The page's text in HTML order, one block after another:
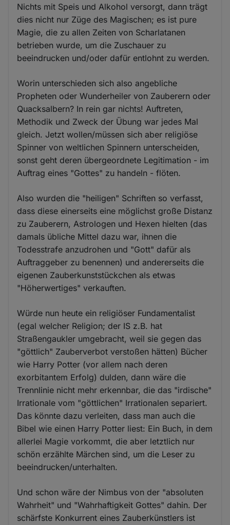
Nichts mit Speis und Alkohol versorgt, dann trägt
dies nicht nur Züge des Magischen; es ist pure
Magie, die zu allen Zeiten von Scharlatanen
betrieben wurde, um die Zuschauer zu
beeindrucken und/oder dafür entlohnt zu werden.
Worin unterschieden sich also angebliche
Propheten oder Wunderheiler von Zauberern oder
Quacksalbern? In rein gar nichts! Auftreten,
Methodik und Zweck der Übung war jedes Mal
gleich. Jetzt wollen/müssen sich aber religiöse
Spinner von weltlichen Spinnern unterscheiden,
sonst geht deren übergeordnete Legitimation - im
Auftrag eines "Gottes" zu handeln - flöten.
Also wurden die "heiligen" Schriften so verfasst,
dass diese einerseits eine möglichst große Distanz
zu Zauberern, Astrologen und Hexen hielten (das
damals übliche Mittel dazu war, ihnen die
Todesstrafe anzudrohen und "Gott" dafür als
Auftraggeber zu benennen) und andererseits die
eigenen Zauberkunststückchen als etwas
"Höherwertiges" verkauften.
Würde nun heute ein religiöser Fundamentalist
(egal welcher Religion; der IS z.B. hat
Straßengaukler umgebracht, weil sie gegen das
"göttlich" Zauberverbot verstoßen hätten) Bücher
wie Harry Potter (vor allem nach deren
exorbitantem Erfolg) dulden, dann wäre die
Trennlinie nicht mehr erkennbar, die das "irdische"
Irrationale vom "göttlichen" Irrationalen separiert.
Das könnte dazu verleiten, dass man auch die
Bibel wie einen Harry Potter liest: Ein Buch, in dem
allerlei Magie vorkommt, die aber letztlich nur
schön erzählte Märchen sind, um die Leser zu
beeindrucken/unterhalten.
Und schon wäre der Nimbus von der "absoluten
Wahrheit" und "Wahrhaftigkeit Gottes" dahin. Der
schärfste Konkurrent eines Zauberkünstlers ist